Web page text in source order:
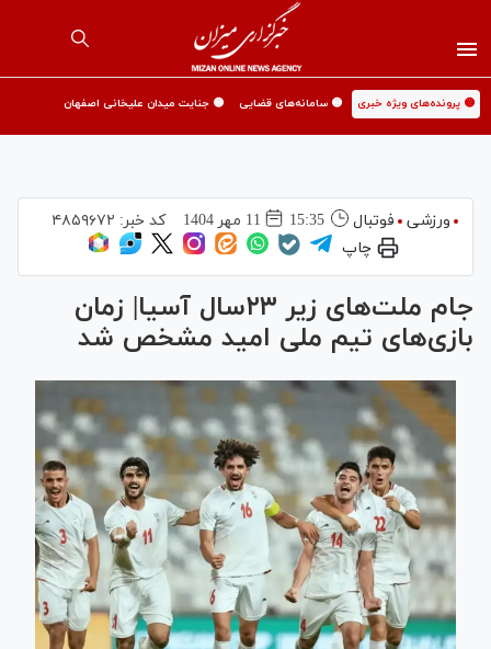
🟡 پرونده‌های ویژه خبری 🟡 سامانه‌های قضایی 🟡 جنایت میدان علیخانی اصفهان
ورزشی فوتبال 15:35 11 مهر 1404 کد خبر: ۴۸۵۹۶۷۲
چاپ
جام ملت‌های زیر ۲۳سال آسیا| زمان
بازی‌های تیم ملی امید مشخص شد